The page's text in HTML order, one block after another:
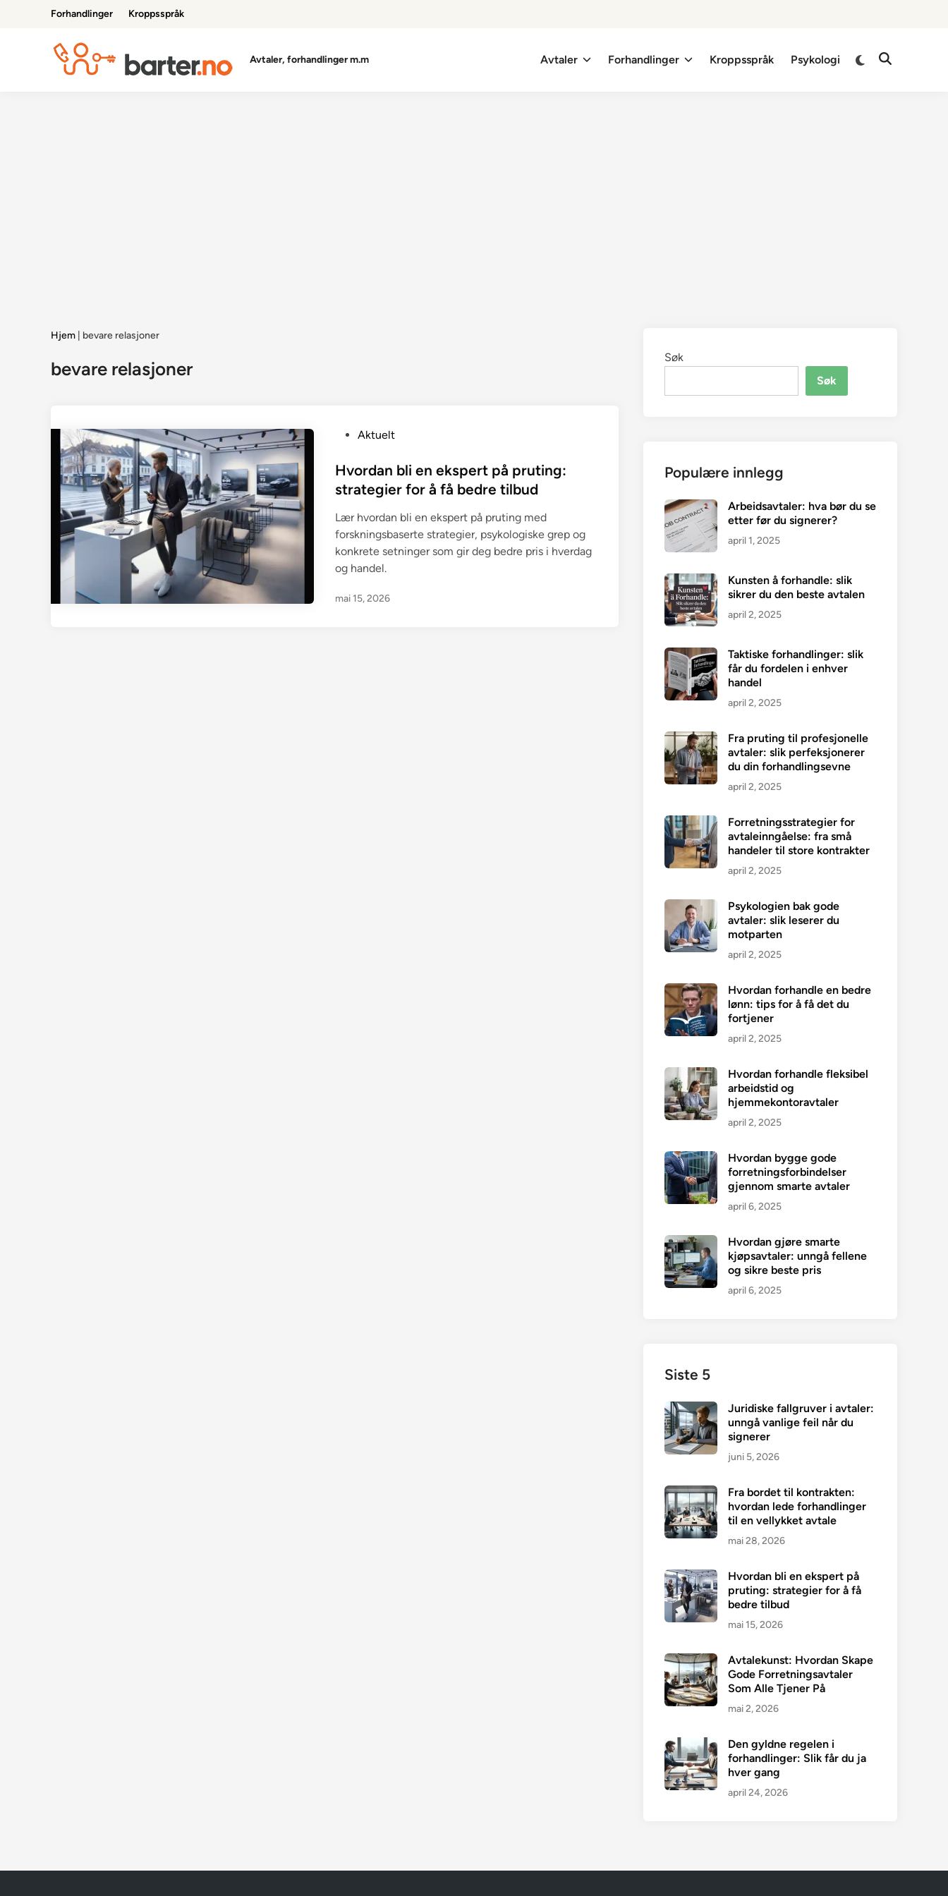
Forhandlinger Kroppsspråk
Avtaler, forhandlinger m.m Avtaler Forhandlinger Kroppsspråk Psykologi
Switch
Open
Hjem bevare relasjoner
bevare relasjoner
s
t
d
i
n
Aktuelt
Hvordan bli en ekspert på pruting:
strategier for å få bedre tilbud
Lær hvordan bli en ekspert på pruting med
forskningsbaserte strategier, psykologiske grep og
konkrete setninger som gir deg bedre pris i hverdag
og handel.
mai 15, 2026
Søk
Søk
Populære innlegg
Arbeidsavtaler: hva bør du se
etter før du signerer?
april 1, 2025
Kunsten å forhandle: slik
sikrer du den beste avtalen
april 2, 2025
Taktiske forhandlinger: slik
får du fordelen i enhver
handel
april 2, 2025
Fra pruting til profesjonelle
avtaler: slik perfeksjonerer
du din forhandlingsevne
april 2, 2025
Forretningsstrategier for
avtaleinngåelse: fra små
handeler til store kontrakter
april 2, 2025
Psykologien bak gode
avtaler: slik leserer du
motparten
april 2, 2025
Hvordan forhandle en bedre
lønn: tips for å få det du
fortjener
april 2, 2025
Hvordan forhandle fleksibel
arbeidstid og
hjemmekontoravtaler
april 2, 2025
Hvordan bygge gode
forretningsforbindelser
gjennom smarte avtaler
april 6, 2025
Hvordan gjøre smarte
kjøpsavtaler: unngå fellene
og sikre beste pris
april 6, 2025
Siste 5
Juridiske fallgruver i avtaler:
unngå vanlige feil når du
signerer
juni 5, 2026
Fra bordet til kontrakten:
hvordan lede forhandlinger
til en vellykket avtale
mai 28, 2026
Hvordan bli en ekspert på
pruting: strategier for å få
bedre tilbud
mai 15, 2026
Avtalekunst: Hvordan Skape
Gode Forretningsavtaler
Som Alle Tjener På
mai 2, 2026
Den gyldne regelen i
forhandlinger: Slik får du ja
hver gang
april 24, 2026